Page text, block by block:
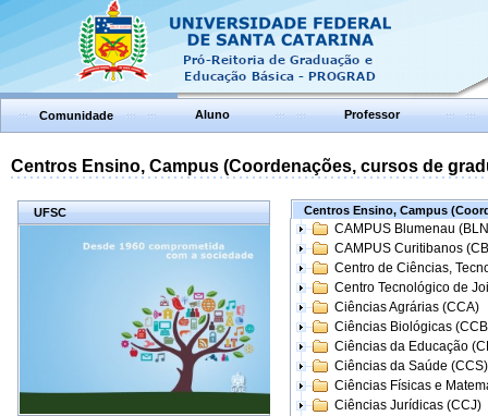
Comunidade Aluno Professor
Centros Ensino, Campus (Coordenações, cursos de
UFSC Centros Ensino, Campus
CAMPUS Blumenau
CAMPUS Curitibanos
Centro de Ciências,
Centro Tecnológico de
Ciências Agrárias (CCA)
Ciências Biológicas
Ciências da Educação
Ciências da Saúde (CCS)
Ciências Físicas e
Ciências Jurídicas (CCJ)